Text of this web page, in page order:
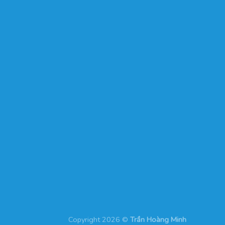
Copyright 2026 © Trần Hoàng Minh